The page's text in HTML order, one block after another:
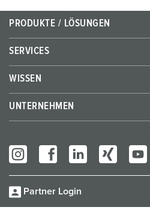
PRODUKTE / LÖSUNGEN
SERVICES
WISSEN
UNTERNEHMEN
Partner Login